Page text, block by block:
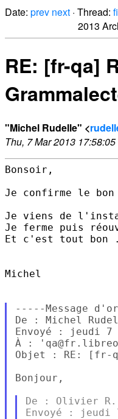
Date: prev next · Thread:
2013
RE: [fr-qa]
"Michel Rudelle" <
Thu, 7 Mar 2013
Bonsoir,
Je confirme le bon
Je viens de
Je ferme puis
Et c'est tout bon
Michel
-----Message
De : Michel
Envoyé : jeudi 7
À :
Objet : RE: [fr-
Bonjour,
De : Olivier
Envoyé : jeudi